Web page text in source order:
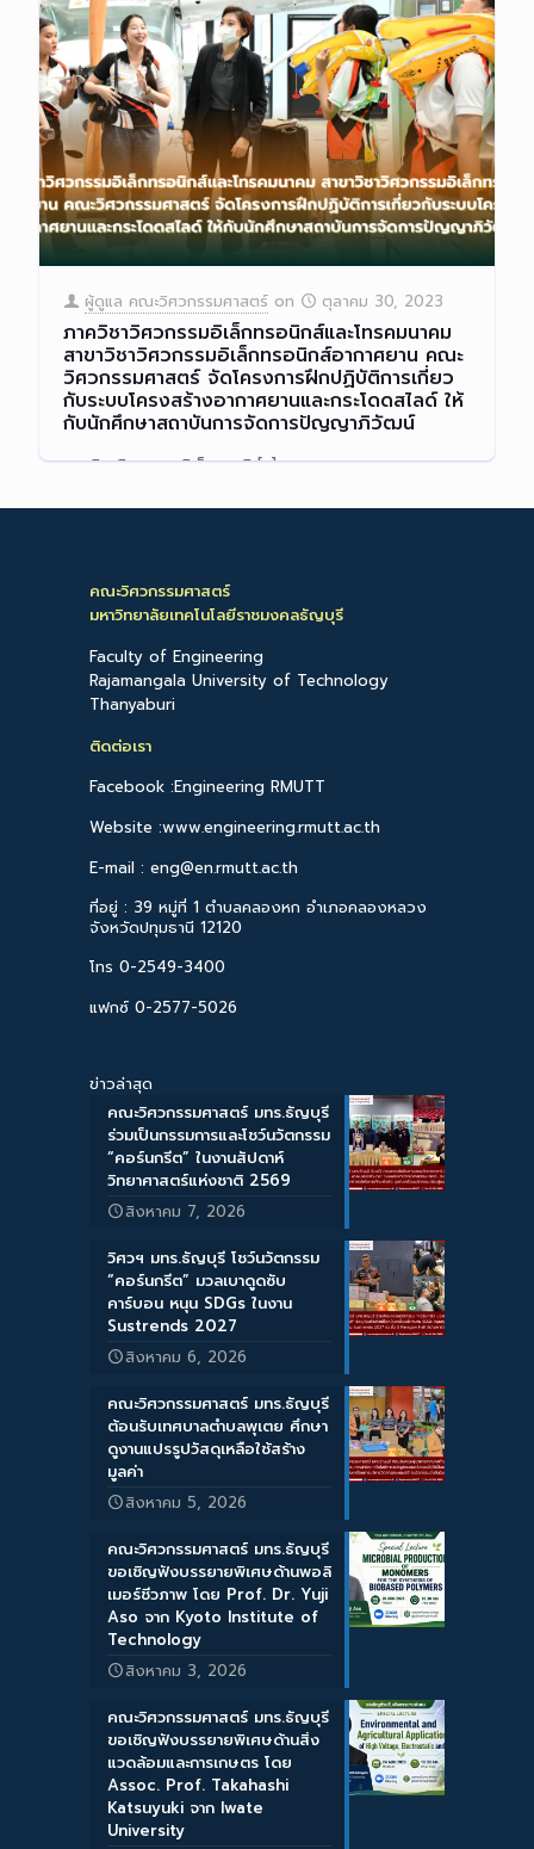
ผู้ดูแล คณะวิศวกรรมศาสตร์ on ตุลาคม 30, 2023
ภาควิชาวิศวกรรมอิเล็กทรอนิกส์และโทรคมนาคม
สาขาวิชาวิศวกรรมอิเล็กทรอนิกส์อากาศยาน คณะ
วิศวกรรมศาสตร์ จัดโครงการฝึกปฏิบัติการเกี่ยว
กับระบบโครงสร้างอากาศยานและกระโดดสไลด์ ให้
กับนักศึกษาสถาบันการจัดการปัญญาภิวัฒน์
ภาควิชาวิศวกรรมอิเล็กทรอนิ[…]
คณะวิศวกรรมศาสตร์
มหาวิทยาลัยเทคโนโลยีราชมงคลธัญบุรี
Faculty of Engineering
Rajamangala University of Technology
Thanyaburi
ติดต่อเรา
Facebook :Engineering RMUTT
Website :www.engineering.rmutt.ac.th
E-mail : eng@en.rmutt.ac.th
ที่อยู่ : 39 หมู่ที่ 1 ตำบลคลองหก อำเภอคลองหลวง
จังหวัดปทุมธานี 12120
โทร 0-2549-3400
แฟกซ์ 0-2577-5026
ข่าวล่าสุด
คณะวิศวกรรมศาสตร์ มทร.ธัญบุรี
ร่วมเป็นกรรมการและโชว์นวัตกรรม
“คอร์นกรีต” ในงานสัปดาห์
วิทยาศาสตร์แห่งชาติ 2569
สิงหาคม 7, 2026
วิศวฯ มทร.ธัญบุรี โชว์นวัตกรรม
“คอร์นกรีต” มวลเบาดูดซับ
คาร์บอน หนุน SDGs ในงาน
Sustrends 2027
สิงหาคม 6, 2026
คณะวิศวกรรมศาสตร์ มทร.ธัญบุรี
ต้อนรับเทศบาลตำบลพุเตย ศึกษา
ดูงานแปรรูปวัสดุเหลือใช้สร้าง
มูลค่า
สิงหาคม 5, 2026
คณะวิศวกรรมศาสตร์ มทร.ธัญบุรี
ขอเชิญฟังบรรยายพิเศษด้านพอลิ
เมอร์ชีวภาพ โดย Prof. Dr. Yuji
Aso จาก Kyoto Institute of
Technology
สิงหาคม 3, 2026
คณะวิศวกรรมศาสตร์ มทร.ธัญบุรี
ขอเชิญฟังบรรยายพิเศษด้านสิ่ง
แวดล้อมและการเกษตร โดย
Assoc. Prof. Takahashi
Katsuyuki จาก Iwate
University